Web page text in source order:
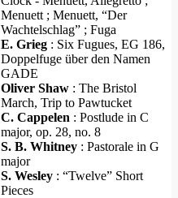
Menuett ; Menuett, “Der
Wachtelschlag” ; Fuga
E. Grieg : Six Fugues, EG 186,
Doppelfuge über den Namen
GADE
Oliver Shaw : The Bristol
March, Trip to Pawtucket
C. Cappelen : Postlude in C
major, op. 28, no. 8
S. B. Whitney : Pastorale in G
major
S. Wesley : “Twelve” Short
Pieces